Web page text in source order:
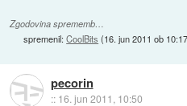
Zgodovina sprememb…
spremenil:CoolBits (16. jun 2011 ob
pecorin
:: 16. jun 2011, 10:50